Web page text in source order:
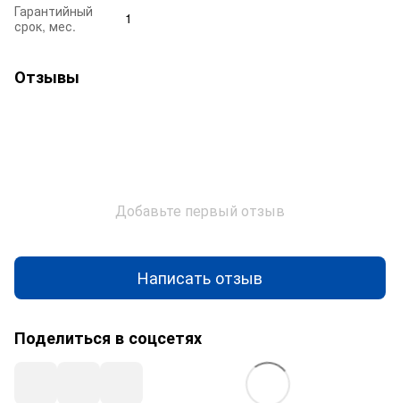
Гарантийный
срок, мес.
1
Отзывы
Добавьте первый отзыв
Написать отзыв
Поделиться в соцсетях